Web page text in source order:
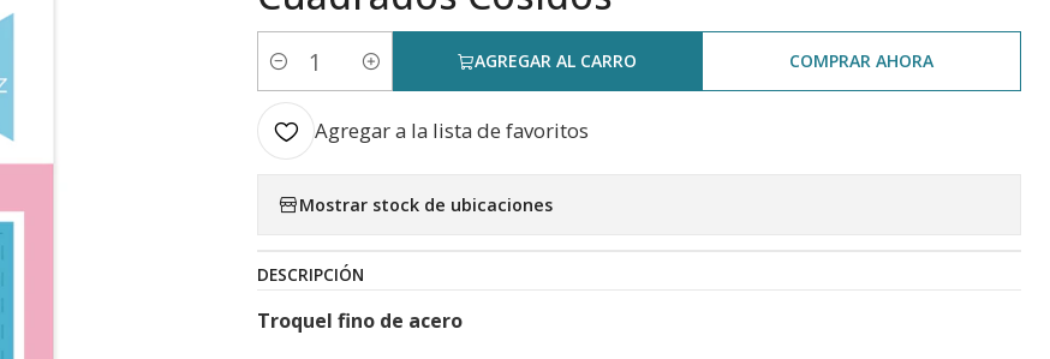
Cantidad
AGREGAR AL CARRO COMPRAR AHORA
Agregar a la lista de favoritos
Mostrar stock de ubicaciones
DESCRIPCIÓN
Troquel fino de acero